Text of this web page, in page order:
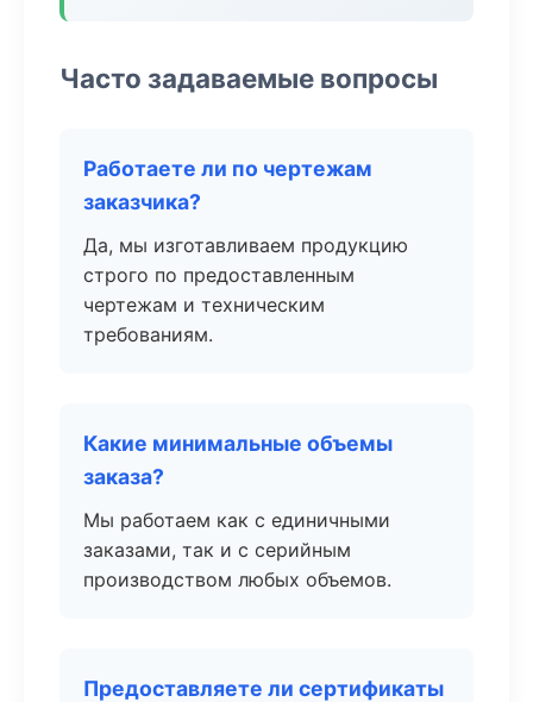
Часто задаваемые вопросы
Работаете ли по чертежам
заказчика?
Да, мы изготавливаем продукцию
строго по предоставленным
чертежам и техническим
требованиям.
Какие минимальные объемы
заказа?
Мы работаем как с единичными
заказами, так и с серийным
производством любых объемов.
Предоставляете ли сертификаты